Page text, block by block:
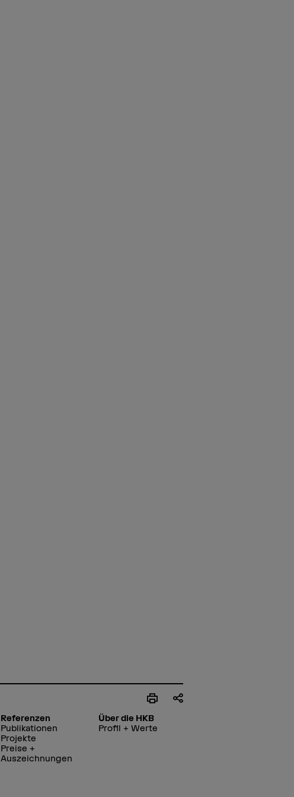
Referenzen
Publikationen
Projekte
Preise +
Auszeichnungen
Über die HKB
Profil + Werte